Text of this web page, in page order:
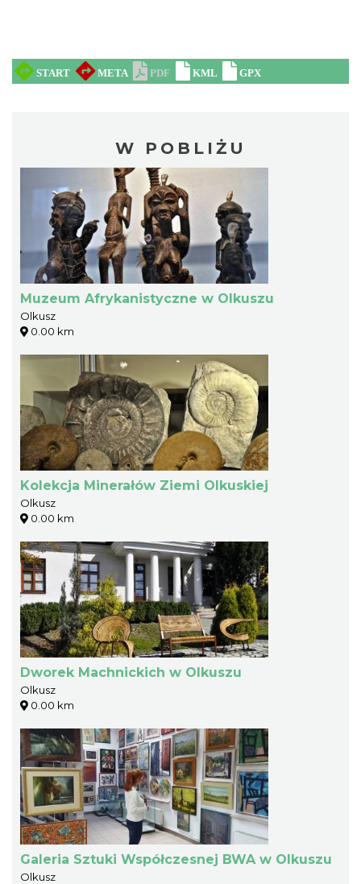
W POBLIŻU
Muzeum Afrykanistyczne w Olkuszu
Olkusz
0.00 km
Kolekcja Minerałów Ziemi Olkuskiej
Olkusz
0.00 km
Dworek Machnickich w Olkuszu
Olkusz
0.00 km
Galeria Sztuki Współczesnej BWA w Olkuszu
Olkusz